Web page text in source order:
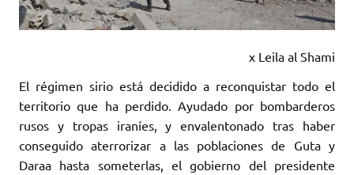
x Leila al Shami
El régimen sirio está decidido a reconquistar todo el
territorio que ha perdido. Ayudado por bombarderos
rusos y tropas iraníes, y envalentonado tras haber
conseguido aterrorizar a las poblaciones de Guta y
Daraa hasta someterlas, el gobierno del presidente